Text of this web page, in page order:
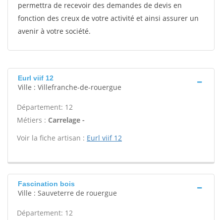
permettra de recevoir des demandes de devis en
fonction des creux de votre activité et ainsi assurer un
avenir à votre société.
Eurl viif 12
Ville : Villefranche-de-rouergue
Département: 12
Métiers : Carrelage -
Voir la fiche artisan : Eurl viif 12
Fascination bois
Ville : Sauveterre de rouergue
Département: 12